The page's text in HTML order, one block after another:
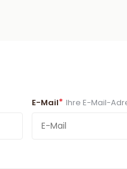
E-Mail* Ihre E-Mail-